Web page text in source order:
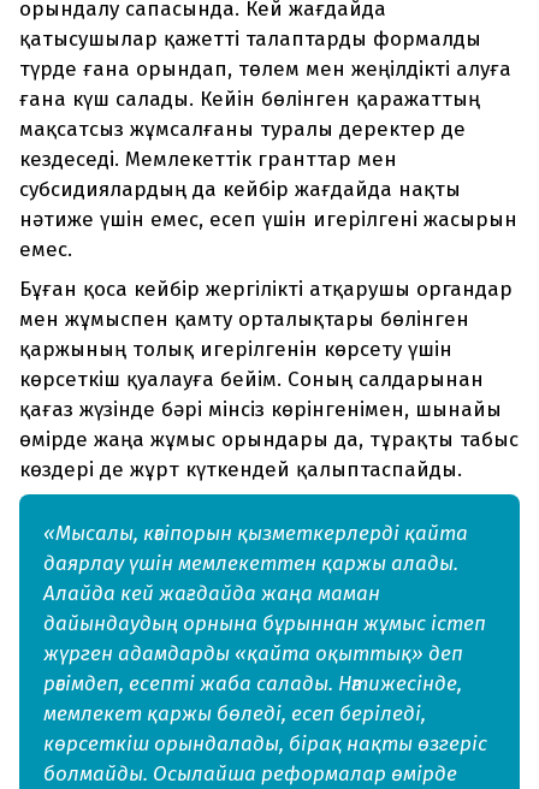
орындалу сапасында. Кей жағдайда
қатысушылар қажетті талаптарды формалды
түрде ғана орындап, төлем мен жеңілдікті алуға
ғана күш салады. Кейін бөлінген қаражаттың
мақсатсыз жұмсалғаны туралы деректер де
кездеседі. Мемлекеттік гранттар мен
субсидиялардың да кейбір жағдайда нақты
нәтиже үшін емес, есеп үшін игерілгені жасырын
емес.
Бұған қоса кейбір жергілікті атқарушы органдар
мен жұмыспен қамту орталықтары бөлінген
қаржының толық игерілгенін көрсету үшін
көрсеткіш қуалауға бейім. Соның салдарынан
қағаз жүзінде бәрі мінсіз көрінгенімен, шынайы
өмірде жаңа жұмыс орындары да, тұрақты табыс
көздері де жұрт күткендей қалыптаспайды.
«Мысалы, кәсіпорын қызметкерлерді қайта
даярлау үшін мемлекеттен қаржы алады.
Алайда кей жағдайда жаңа маман
дайындаудың орнына бұрыннан жұмыс істеп
жүрген адамдарды «қайта оқыттық» деп
рәсімдеп, есепті жаба салады. Нәтижесінде,
мемлекет қаржы бөледі, есеп беріледі,
көрсеткіш орындалады, бірақ нақты өзгеріс
болмайды. Осылайша реформалар өмірде